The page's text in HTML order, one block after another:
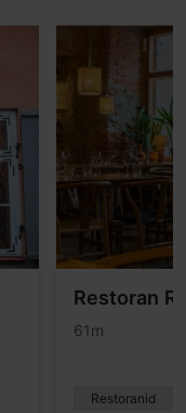
Restoran
61m
Restoranid